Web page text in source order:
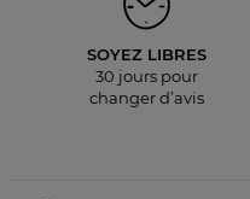
SOYEZ LIBRES
30 jours pour
changer d’avis